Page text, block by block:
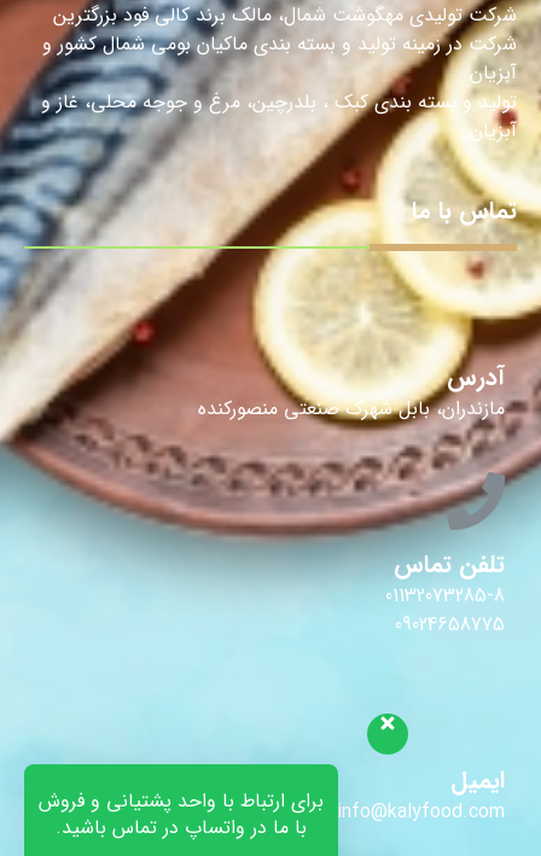
شرکت تولیدی مهگوشت شمال، مالک برند کالی فود بزرگترین
شرکت در زمینه تولید و بسته بندی ماکیان بومی شمال کشور و
آبزیان
تولید و بسته بندی کبک ، بلدرچین، مرغ و جوجه محلی، غاز و
آبزیان.
تماس با ما
آدرس
مازندران، بابل شهرک صنعتی منصورکنده
تلفن تماس
01132073285-8
09024658775
ایمیل
info@kalyfood.com برای ارتباط با واحد پشتیانی و فروش
با ما در واتساپ در تماس باشید.